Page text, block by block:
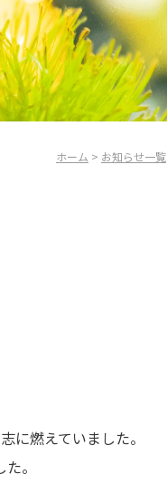
ホーム > お知らせ一覧
に燃えていました。
。